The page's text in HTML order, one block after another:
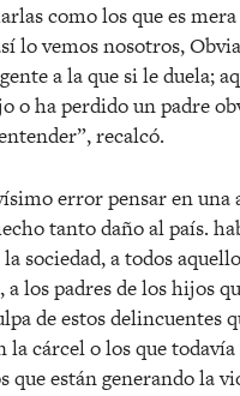
como los que es mera
lo vemos nosotros,
a la que si le duela;
o ha perdido un padre
recalcó.
error pensar en una
tanto daño al país.
sociedad, a todos
los padres de los hijos
de estos delincuentes
la cárcel o los que
que están generando la